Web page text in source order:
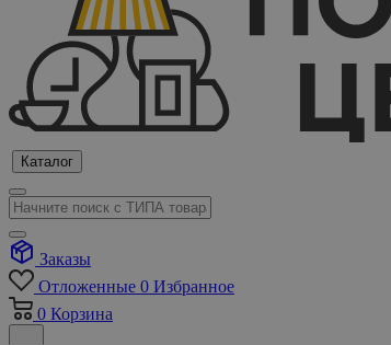
Каталог
Заказы
Отложенные 0 Избранное
0 Корзина